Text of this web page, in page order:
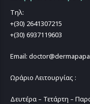
Τηλ:
+(30) 2641307215
+(30) 6937119603
Email:
Ωράριο Λειτουργίας :
Δευτέρα – Τετάρτη –